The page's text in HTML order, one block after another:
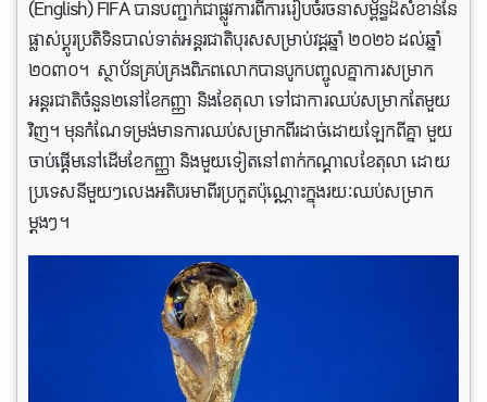
(English) FIFA បាន​បញ្ជាក់​ជា​ផ្លូវ​ការ​ពីការ​រៀបចំ​រចនា​សម្ព័ន្ធ​ដ៏​សំខាន់​នៃ​
ផ្លាស់ប្តូរប្រតិទិន​បាល់ទាត់​អន្តរជាតិ​​បុរស​សម្រាប់​វដ្ដ​ឆ្នាំ ២០២៦ ដល់​ឆ្នាំ
២០៣០។ ស្ថាប័នគ្រប់គ្រងពិភពលោកបានបូកបញ្ចូលគ្នាការសម្រាក
អន្តរជាតិចំនួន២នៅខែកញ្ញា និងខែតុលា ទៅជាការឈប់សម្រាកតែមួយ
វិញ។ មុនកំណែទម្រង់មានការឈប់សម្រាកពីរដាច់ដោយឡែកពីគ្នា មួយ
ចាប់ផ្តើមនៅដើមខែកញ្ញា និងមួយទៀតនៅពាក់កណ្តាលខែតុលា ដោយ
ប្រទេសនីមួយៗលេងអតិបរមាពីរប្រកួតប៉ុណ្ណោះក្នុងរយៈឈប់សម្រាក
ម្តងៗ។